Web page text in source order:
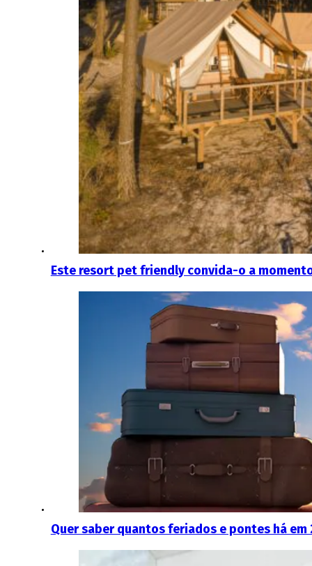
Este resort pet friendly convida-o a
Quer saber quantos feriados e pontes há